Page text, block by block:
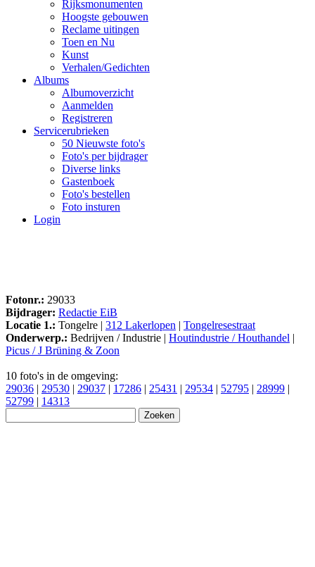
Rijksmonumenten
Hoogste gebouwen
Reclame uitingen
Toen en Nu
Kunst
Verhalen/Gedichten
Albums
Albumoverzicht
Aanmelden
Registreren
Servicerubrieken
50 Nieuwste foto's
Foto's per bijdrager
Diverse links
Gastenboek
Foto's bestellen
Foto insturen
Login
Fotonr.: 29033
Bijdrager: Redactie EiB
Locatie 1.: Tongelre | 312 Lakerlopen | Tongelresestraat
Onderwerp.: Bedrijven / Industrie | Houtindustrie / Houthandel |
Picus / J Brüning & Zoon
10 foto's in de omgeving:
29036 | 29530 | 29037 | 17286 | 25431 | 29534 | 52795 | 28999 |
52799 | 14313